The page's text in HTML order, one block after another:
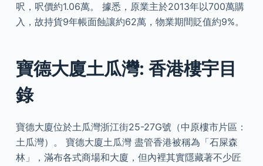
呎，呎價約1.06萬。 據悉，原業主於2013年以700萬購
入，故持貨9年帳面蝕讓約62萬，物業期間貶值約9%。
寶德大廈土瓜灣: 香港樓宇目
錄
寶德大廈位於土瓜灣浙江街25-27G號（中原樓市片區：
土瓜灣）。 寶德大廈土瓜灣 盡管香港被稱為「石屎森
林」，滿布各式商場和大廈，但內裡其實隱藏著不少匠